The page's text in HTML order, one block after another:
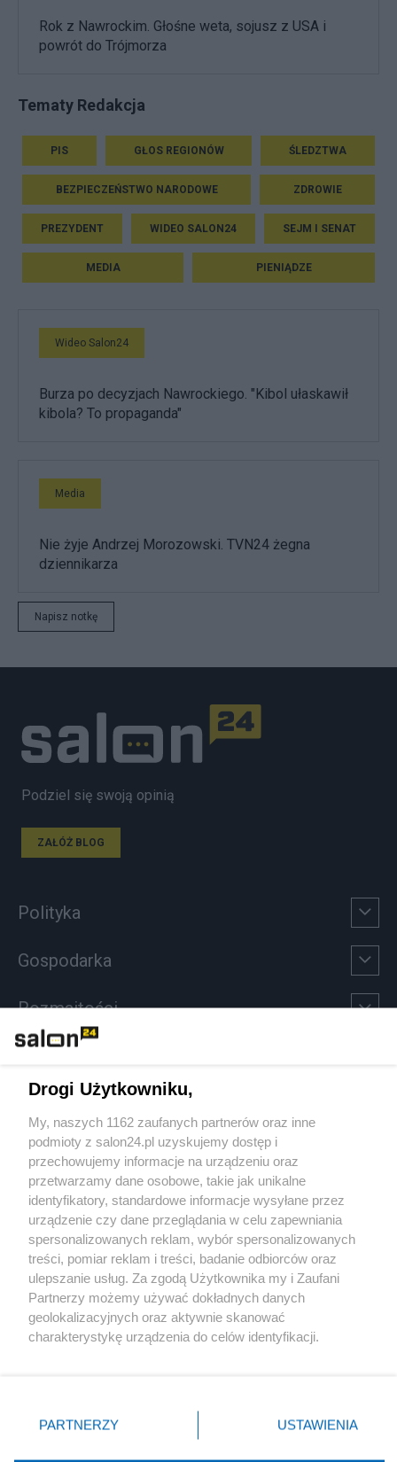
Rok z Nawrockim. Głośne weta, sojusz z USA i
powrót do Trójmorza
Tematy Redakcja
PIS GŁOS REGIONÓW ŚLEDZTWA
BEZPIECZEŃSTWO NARODOWE ZDROWIE
PREZYDENT WIDEO SALON24 SEJM I SENAT
MEDIA PIENIĄDZE
Wideo Salon24
Burza po decyzjach Nawrockiego. "Kibol ułaskawił
kibola? To propaganda"
Media
Nie żyje Andrzej Morozowski. TVN24 żegna
dziennikarza
Napisz notkę
Podziel się swoją opinią
ZAŁÓŻ BLOG
Polityka
Gospodarka
Rozmaitości
Sport
Społeczeństwo
Kultura
X Facebook Instagram Youtube
Drogi Użytkowniku,
My, naszych 1162 zaufanych partnerów oraz inne
podmioty z salon24.pl uzyskujemy dostęp i
przechowujemy informacje na urządzeniu oraz
przetwarzamy dane osobowe, takie jak unikalne
identyfikatory, standardowe informacje wysyłane przez
urządzenie czy dane przeglądania w celu zapewniania
spersonalizowanych reklam, wybór spersonalizowanych
treści, pomiar reklam i treści, badanie odbiorców oraz
ulepszanie usług. Za zgodą Użytkownika my i Zaufani
Partnerzy możemy używać dokładnych danych
geolokalizacyjnych oraz aktywnie skanować
charakterystykę urządzenia do celów identyfikacji.
zmienić/wycofać klikając przycisk ustawień prywatności
znajdujący się w lewym dolnym rogu strony
rodzaje przetwarzania danych nie wymagają zgody
PARTNERZY USTAWIENIA